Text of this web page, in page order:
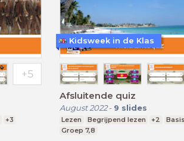
+3
Afsluitende quiz
August 2022- 9 slides
Lezen Begrijpend lezen +2
Groep 7,8
Kidsweek in de Klas